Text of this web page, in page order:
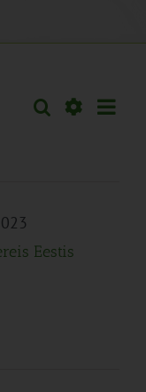
Sündmused
Otsi Päev
Eestis